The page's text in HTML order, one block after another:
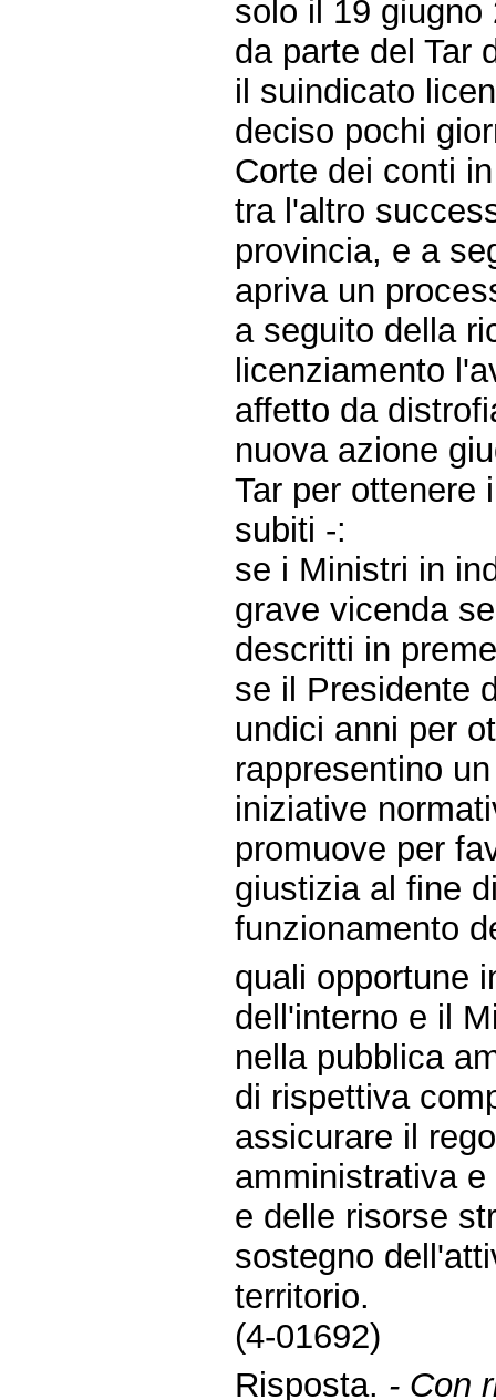
solo il 19
da parte del Tar
il suindicato
deciso pochi
Corte dei conti
tra l'altro
provincia, e a
apriva un
a seguito della
licenziamento
affetto da
nuova azione
Tar per ottenere
subiti -:
se i Ministri in
grave vicenda
descritti in
se il Presidente
undici anni per
rappresentino
iniziative
promuove per
giustizia al fine
funzionamento
quali opportune
dell'interno e il
nella pubblica
di rispettiva
assicurare il
amministrativa
e delle risorse
sostegno
territorio.
(4-01692)
Risposta. - Con